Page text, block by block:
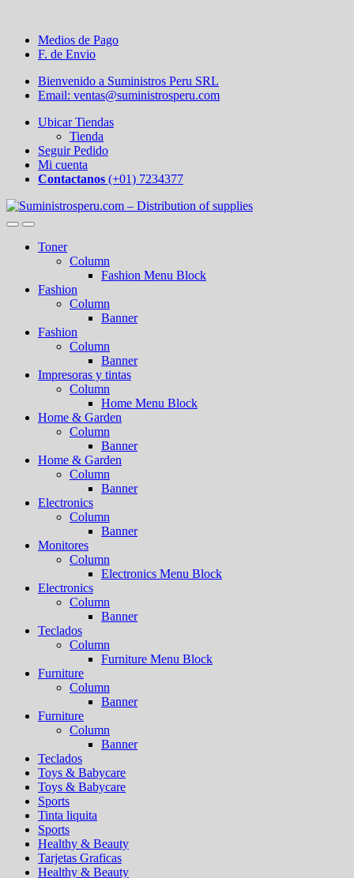
Medios de Pago
F. de Envio
Bienvenido a Suministros Peru SRL
Email: ventas@suministrosperu.com
Ubicar Tiendas
Tienda
Seguir Pedido
Mi cuenta
Contactanos (+01) 7234377
Toner
Column
Fashion Menu Block
Fashion
Column
Banner
Fashion
Column
Banner
Impresoras y tintas
Column
Home Menu Block
Home & Garden
Column
Banner
Home & Garden
Column
Banner
Electronics
Column
Banner
Monitores
Column
Electronics Menu Block
Electronics
Column
Banner
Teclados
Column
Furniture Menu Block
Furniture
Column
Banner
Furniture
Column
Banner
Teclados
Toys & Babycare
Toys & Babycare
Sports
Tinta liquita
Sports
Healthy & Beauty
Tarjetas Graficas
Healthy & Beauty